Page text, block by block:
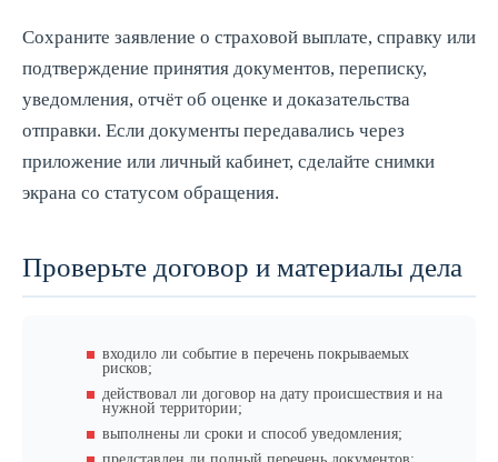
Сохраните заявление о страховой выплате, справку или
подтверждение принятия документов, переписку,
уведомления, отчёт об оценке и доказательства
отправки. Если документы передавались через
приложение или личный кабинет, сделайте снимки
экрана со статусом обращения.
Проверьте договор и материалы дела
входило ли событие в перечень покрываемых
рисков;
действовал ли договор на дату происшествия и на
нужной территории;
выполнены ли сроки и способ уведомления;